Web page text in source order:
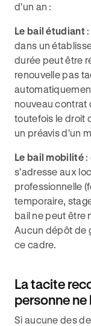
d'un an :
Le bail étudiant
dans un
durée peut être
renouvelle pas
nouveau contrat
toutefois le droit
un préavis d'un
Le bail mobilité:
s'adresse aux
professionnelle
temporaire,
bail ne peut être
Aucun dépôt de
ce cadre.
La tacite
personne ne
Si aucune des